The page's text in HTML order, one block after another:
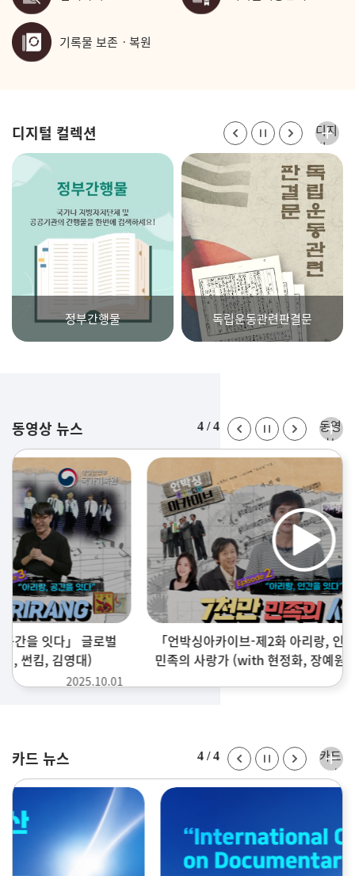
기록물 보존ㆍ복원
디지털 컬렉션
정부간행물 독립운동관련판결문
디지
털
컬렉
션
더보
기
동영상 뉴스
「언박싱아카이브-제2화 아리랑, 인간을 잇다」 7천만
민족의 사랑가 (with 현정화, 장예원, 정세현, 양방언)
4 /4
동영
상뉴
스
더보
기
카드 뉴스 4 /4
카드
뉴스
더보